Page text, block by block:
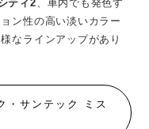
ティ2、車内でも発色す
ン性の高い淡いカラー
なラインアップがあり
・サンテック ミス